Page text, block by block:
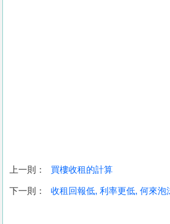
上一則： 買樓收租的計算
下一則： 收租回報低, 利率更低, 何來泡